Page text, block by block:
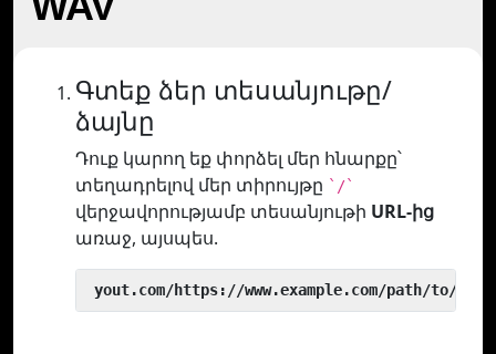
Գտեք ձեր տեսանյութը/
ձայնը
Դուք կարող եք փորձել մեր հնարքը՝
տեղադրելով մեր տիրույթը `/`
վերջավորությամբ տեսանյութի URL-ից
առաջ, այսպես.
yout.com/https://www.example.com/path/to/